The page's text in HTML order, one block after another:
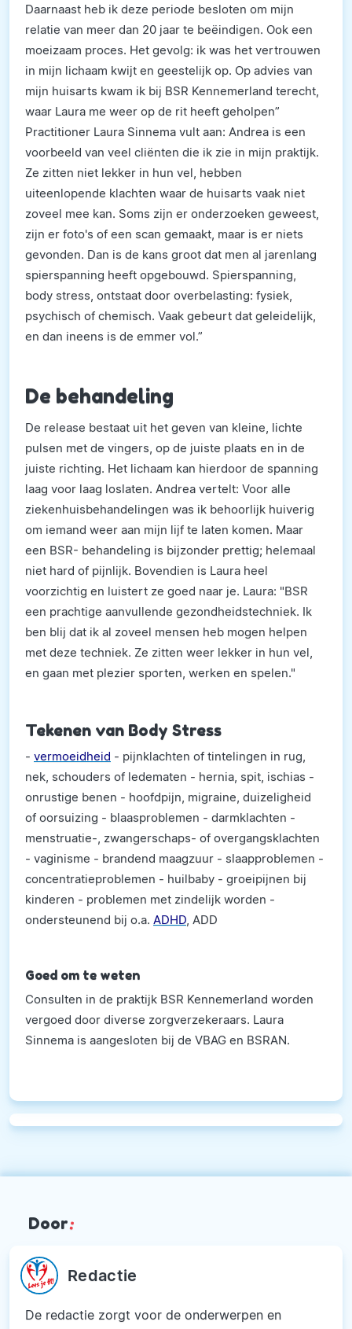
Daarnaast heb ik deze periode besloten om mijn
relatie van meer dan 20 jaar te beëindigen. Ook een
moeizaam proces. Het gevolg: ik was het vertrouwen
in mijn lichaam kwijt en geestelijk op. Op advies van
mijn huisarts kwam ik bij BSR Kennemerland terecht,
waar Laura me weer op de rit heeft geholpen”
Practitioner Laura Sinnema vult aan: Andrea is een
voorbeeld van veel cliënten die ik zie in mijn praktijk.
Ze zitten niet lekker in hun vel, hebben
uiteenlopende klachten waar de huisarts vaak niet
zoveel mee kan. Soms zijn er onderzoeken geweest,
zijn er foto's of een scan gemaakt, maar is er niets
gevonden. Dan is de kans groot dat men al jarenlang
spierspanning heeft opgebouwd. Spierspanning,
body stress, ontstaat door overbelasting: fysiek,
psychisch of chemisch. Vaak gebeurt dat geleidelijk,
en dan ineens is de emmer vol.”
De behandeling
De release bestaat uit het geven van kleine, lichte
pulsen met de vingers, op de juiste plaats en in de
juiste richting. Het lichaam kan hierdoor de spanning
laag voor laag loslaten. Andrea vertelt: Voor alle
ziekenhuisbehandelingen was ik behoorlijk huiverig
om iemand weer aan mijn lijf te laten komen. Maar
een BSR- behandeling is bijzonder prettig; helemaal
niet hard of pijnlijk. Bovendien is Laura heel
voorzichtig en luistert ze goed naar je. Laura: "BSR
een prachtige aanvullende gezondheidstechniek. Ik
ben blij dat ik al zoveel mensen heb mogen helpen
met deze techniek. Ze zitten weer lekker in hun vel,
en gaan met plezier sporten, werken en spelen."
Tekenen van Body Stress
- vermoeidheid - pijnklachten of tintelingen in rug,
nek, schouders of ledematen - hernia, spit, ischias -
onrustige benen - hoofdpijn, migraine, duizeligheid
of oorsuizing - blaasproblemen - darmklachten -
menstruatie-, zwangerschaps- of overgangsklachten
- vaginisme - brandend maagzuur - slaapproblemen -
concentratieproblemen - huilbaby - groeipijnen bij
kinderen - problemen met zindelijk worden -
ondersteunend bij o.a. ADHD , ADD
Goed om te weten
Consulten in de praktijk BSR Kennemerland worden
vergoed door diverse zorgverzekeraars. Laura
Sinnema is aangesloten bij de VBAG en BSRAN.
Door:
Redactie
De redactie zorgt voor de onderwerpen en